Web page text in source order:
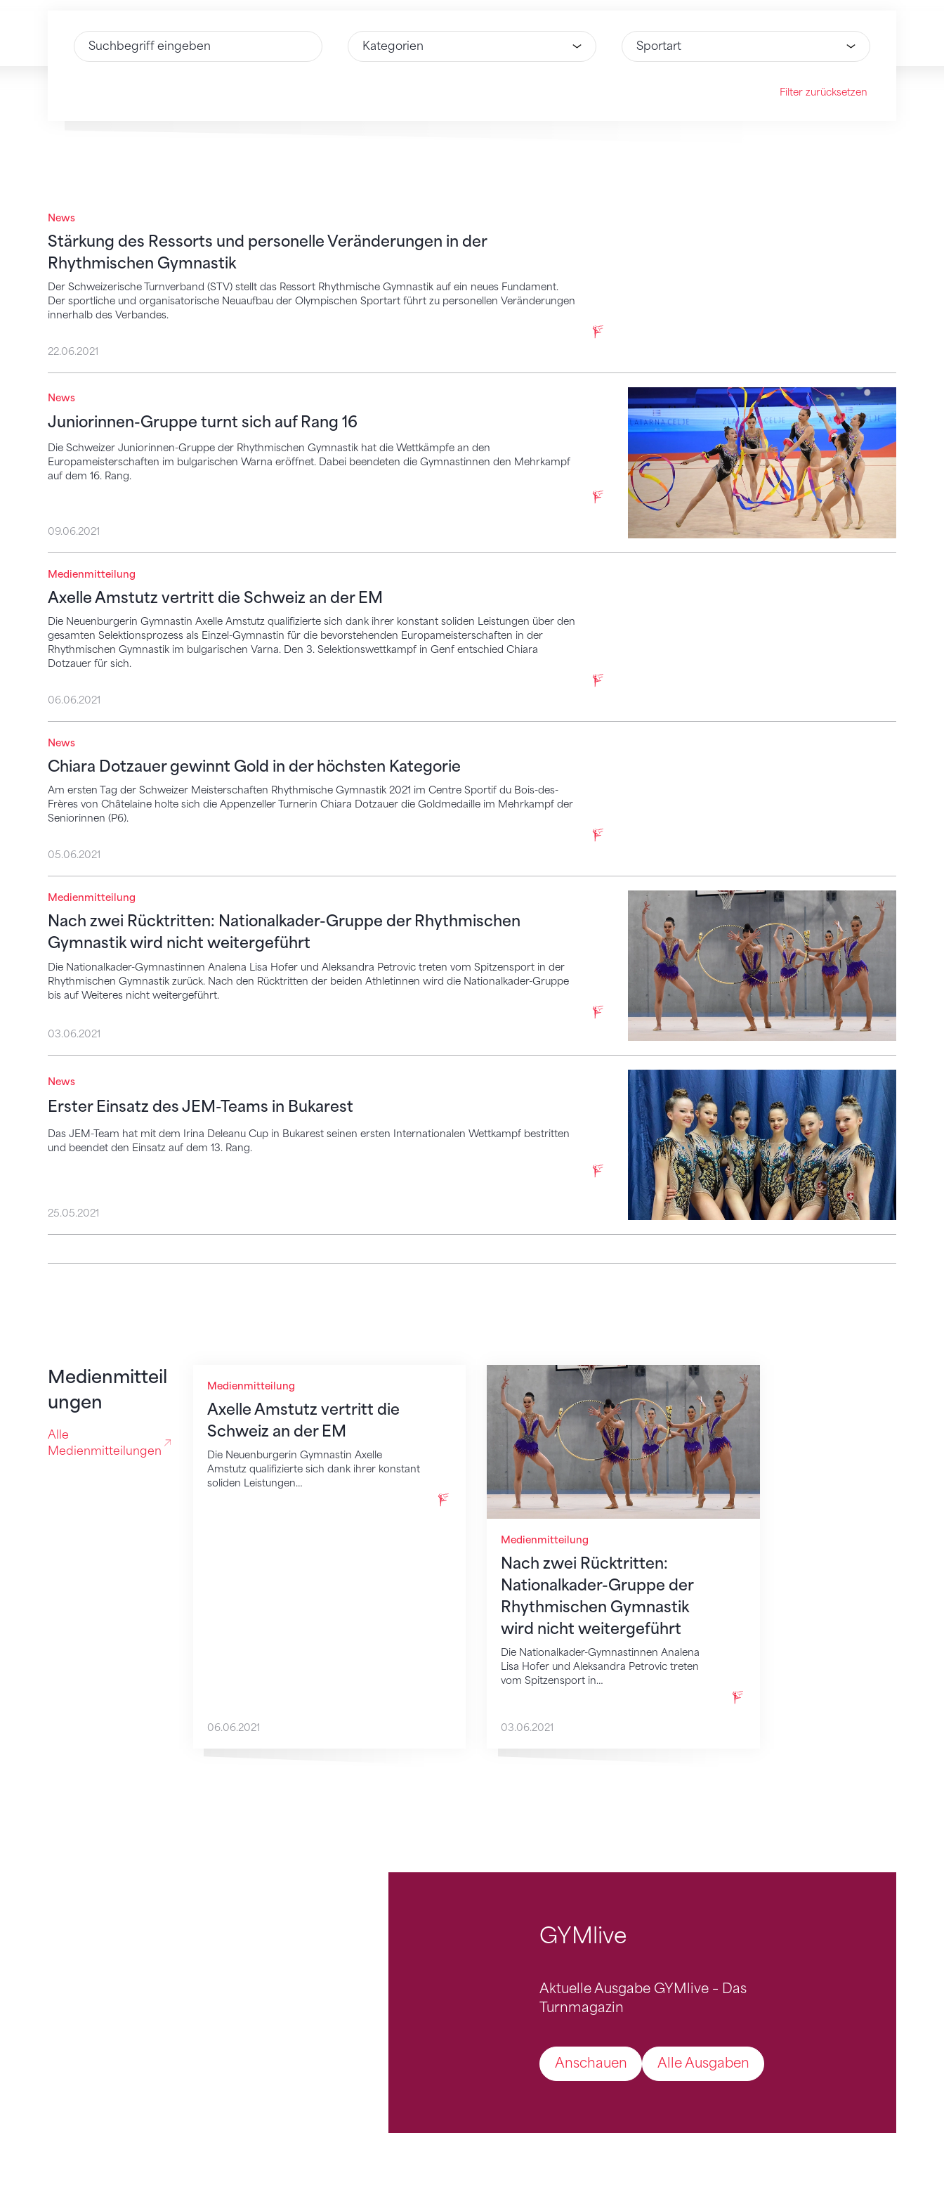
Text eingeben Wähle Option Wähle Option
Filter zurücksetzen
News
Stärkung des Ressorts und personelle Veränderungen in der
Rhythmischen Gymnastik
Der Schweizerische Turnverband (STV) stellt das Ressort Rhythmische Gymnastik auf ein neues Fundament.
Der sportliche und organisatorische Neuaufbau der Olympischen Sportart führt zu personellen Veränderungen
innerhalb des Verbandes.
Stärkung des Ressorts und personelle Veränderungen in der Rhythmischen Gymnastik
22.06.2021
News
Juniorinnen-Gruppe turnt sich auf Rang 16
Die Schweizer Juniorinnen-Gruppe der Rhythmischen Gymnastik hat die Wettkämpfe an den
Europameisterschaften im bulgarischen Warna eröffnet. Dabei beendeten die Gymnastinnen den Mehrkampf
auf dem 16. Rang.
Juniorinnen-Gruppe turnt sich auf Rang 16
09.06.2021
Medienmitteilung
Axelle Amstutz vertritt die Schweiz an der EM
Die Neuenburgerin Gymnastin Axelle Amstutz qualifizierte sich dank ihrer konstant soliden Leistungen über den
gesamten Selektionsprozess als Einzel-Gymnastin für die bevorstehenden Europameisterschaften in der
Rhythmischen Gymnastik im bulgarischen Varna. Den 3. Selektionswettkampf in Genf entschied Chiara
Dotzauer für sich.
Axelle Amstutz vertritt die Schweiz an der EM
06.06.2021
News
Chiara Dotzauer gewinnt Gold in der höchsten Kategorie
Am ersten Tag der Schweizer Meisterschaften Rhythmische Gymnastik 2021 im Centre Sportif du Bois-des-
Frères von Châtelaine holte sich die Appenzeller Turnerin Chiara Dotzauer die Goldmedaille im Mehrkampf der
Seniorinnen (P6).
Chiara Dotzauer gewinnt Gold in der höchsten Kategorie
05.06.2021
Medienmitteilung
Nach zwei Rücktritten: Nationalkader-Gruppe der Rhythmischen
Gymnastik wird nicht weitergeführt
Die Nationalkader-Gymnastinnen Analena Lisa Hofer und Aleksandra Petrovic treten vom Spitzensport in der
Rhythmischen Gymnastik zurück. Nach den Rücktritten der beiden Athletinnen wird die Nationalkader-Gruppe
bis auf Weiteres nicht weitergeführt.
Nach zwei Rücktritten: Nationalkader-Gruppe der Rhythmischen Gymnastik wird nicht weitergeführt
03.06.2021
News
Erster Einsatz des JEM-Teams in Bukarest
Das JEM-Team hat mit dem Irina Deleanu Cup in Bukarest seinen ersten Internationalen Wettkampf bestritten
und beendet den Einsatz auf dem 13. Rang.
Erster Einsatz des JEM-Teams in Bukarest
25.05.2021
Medienmitteil
ungen
Alle
Medienmitteilungen
Medienmitteilung
Axelle Amstutz vertritt die
Schweiz an der EM
Die Neuenburgerin Gymnastin Axelle
Amstutz qualifizierte sich dank ihrer konstant
soliden Leistungen…
06.06.2021
Medienmitteilung
Nach zwei Rücktritten:
Nationalkader-Gruppe der
Rhythmischen Gymnastik
wird nicht weitergeführt
Die Nationalkader-Gymnastinnen Analena
Lisa Hofer und Aleksandra Petrovic treten
vom Spitzensport in…
Nach zwei Rücktritten: Nationalkader-Gruppe der Rhythmischen
03.06.2021
GYMlive
Aktuelle Ausgabe GYMlive – Das
Turnmagazin
Anschauen Alle Ausgaben